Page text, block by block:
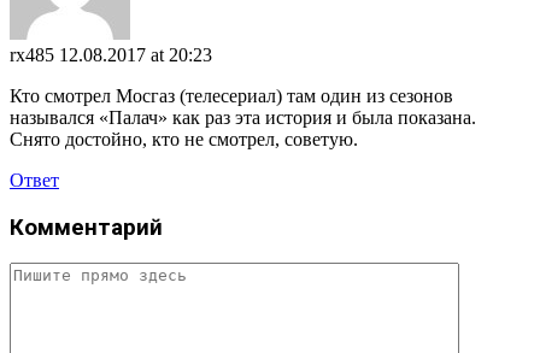
rx485 12.08.2017 at 20:23
Кто смотрел Мосгаз (телесериал) там один из сезонов
назывался «Палач» как раз эта история и была показана.
Снято достойно, кто не смотрел, советую.
Ответ
Комментарий